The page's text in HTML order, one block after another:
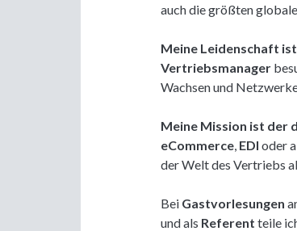
auch die größten
Meine Leidenschaft
Vertriebsmanager
Wachsen und
Meine Mission ist der
eCommerce EDI oder
der Welt des Vertriebs
Bei Gastvorlesungen
und als Referent teile